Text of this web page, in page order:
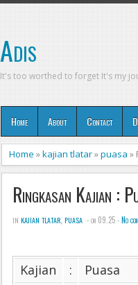
Adis
It's too worthed to forget It's my
Home About Contact
Home »kajian tlatar»puasa »
Ringkasan Kajian :
inkajian tlatar puasa - on 09.25 -No
Kajian :
Puasa